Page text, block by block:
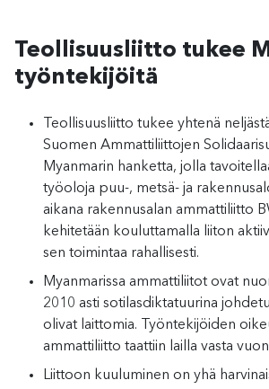
Teollisuusliitto tukee
työntekijöitä
Teollisuusliitto tukee yhtenä
Suomen Ammattiliittojen
Myanmarin hanketta, jolla
työoloja puu-, metsä- ja
aikana rakennusalan ammattiliitto
kehitetään kouluttamalla liiton
sen toimintaa rahallisesti.
Myanmarissa ammattiliitot ovat
2010 asti sotilasdiktatuurina
olivat laittomia. Työntekijöiden
ammattiliitto taattiin lailla vasta
Liittoon kuuluminen on yhä